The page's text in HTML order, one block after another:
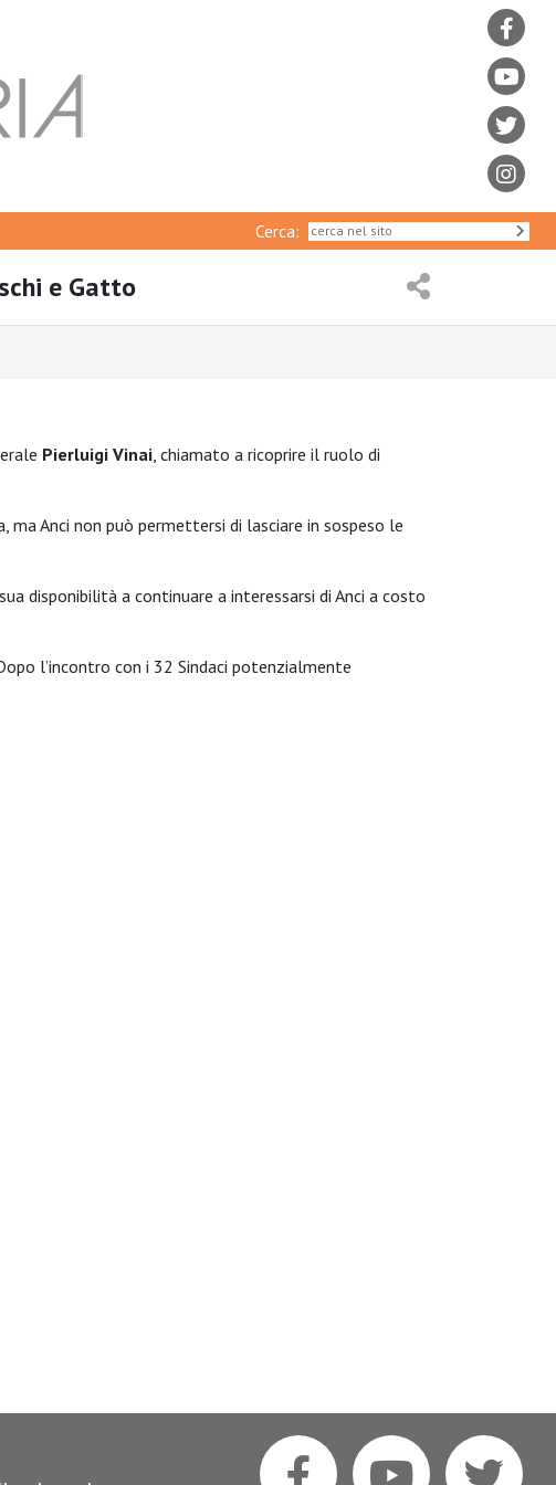
Cerca:
e Gatto
Pierluigi Vinai, chiamato a ricoprire il ruolo di
ma Anci non può permettersi di lasciare in sospeso le
disponibilità a continuare a interessarsi di Anci a costo
l’incontro con i 32 Sindaci potenzialmente